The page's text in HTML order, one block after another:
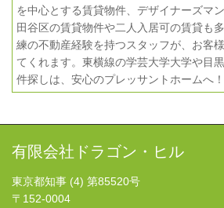
を中心とする賃貸物件、デザイナーズマ
田谷区の賃貸物件や二人入居可の賃貸も
練の不動産経験を持つスタッフが、お客
てくれます。東横線の学芸大学大学や目
件探しは、安心のプレッサントホームへ！
有限会社ドラゴン・ヒル
東京都知事 (4) 第85520号
〒152-0004